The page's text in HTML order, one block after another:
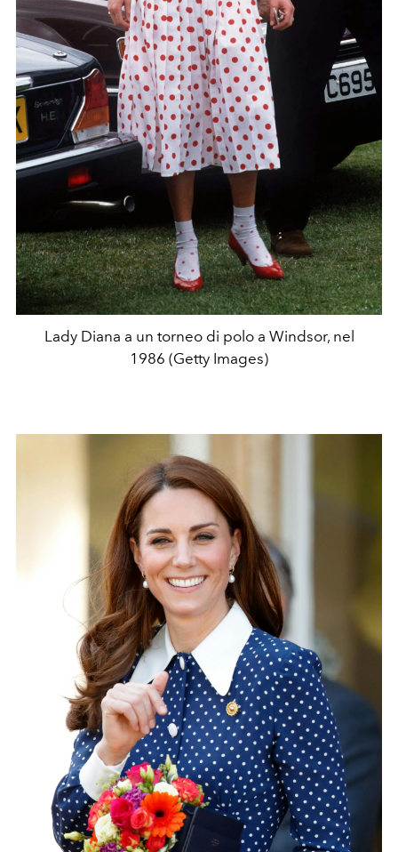
Lady Diana a un torneo di polo a Windsor, nel
1986 (Getty Images)